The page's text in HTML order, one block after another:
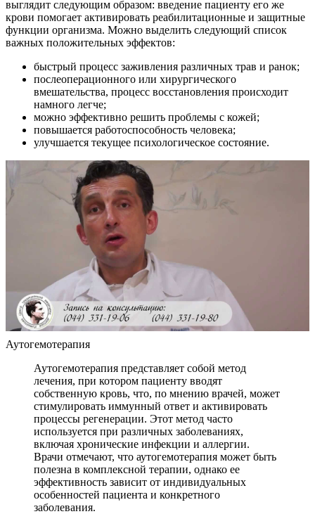
выглядит следующим образом: введение пациенту его же
крови помогает активировать реабилитационные и защитные
функции организма. Можно выделить следующий список
важных положительных эффектов:
быстрый процесс заживления различных трав и ранок;
послеоперационного или хирургического
вмешательства, процесс восстановления происходит
намного легче;
можно эффективно решить проблемы с кожей;
повышается работоспособность человека;
улучшается текущее психологическое состояние.
Аутогемотерапия
Аутогемотерапия представляет собой метод
лечения, при котором пациенту вводят
собственную кровь, что, по мнению врачей, может
стимулировать иммунный ответ и активировать
процессы регенерации. Этот метод часто
используется при различных заболеваниях,
включая хронические инфекции и аллергии.
Врачи отмечают, что аутогемотерапия может быть
полезна в комплексной терапии, однако ее
эффективность зависит от индивидуальных
особенностей пациента и конкретного
заболевания.